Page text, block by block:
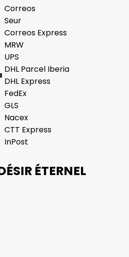
Correos
Seur
Correos Express
MRW
UPS
DHL Parcel Iberia
DHL Express
FedEx
GLS
Nacex
CTT Express
InPost
ÉTERNEL